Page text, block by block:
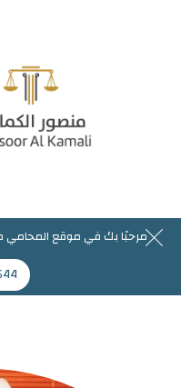
مرحبًا بك في موقع المحامي
مرحبا بك في موقع المحامي
Mansoor@jaflaws.com